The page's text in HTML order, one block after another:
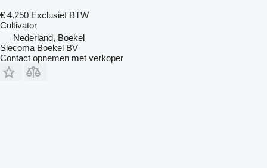
€ 4.250 Exclusief BTW
Cultivator
Nederland, Boekel
Slecoma Boekel BV
Contact opnemen met verkoper